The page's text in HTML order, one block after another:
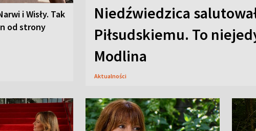
i Wisły. Tak
od strony
Niedźwiedzica
Piłsudskiemu. To
Modlina
Aktualności